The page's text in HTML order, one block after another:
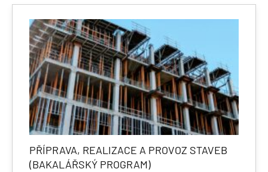
PŘÍPRAVA, REALIZACE A PROVOZ STAVEB
(BAKALÁŘSKÝ PROGRAM)